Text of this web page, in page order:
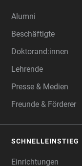
Alumni
Beschäftigte
Doktorand:innen
Lehrende
Presse & Medien
Freunde & Förderer
SCHNELLEINSTIEG
Einrichtungen